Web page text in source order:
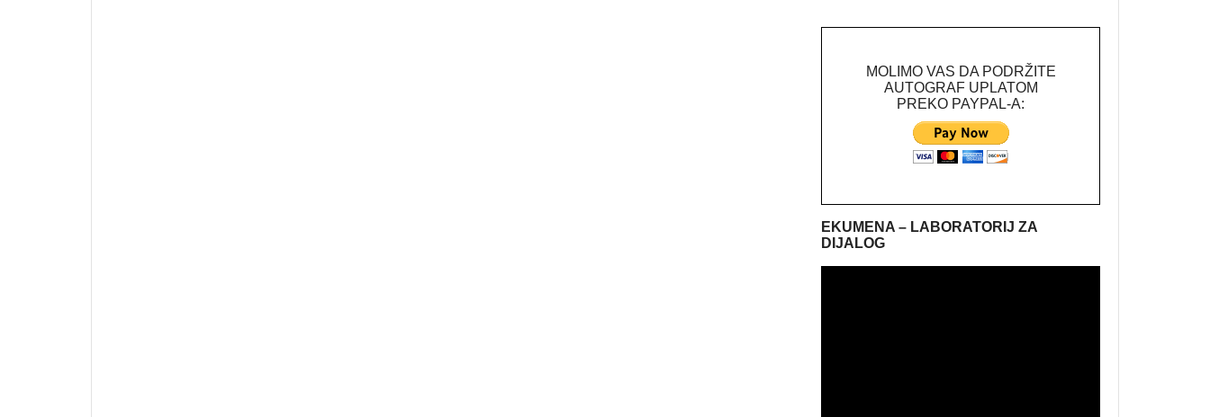
MOLIMO VAS DA PODRŽITE
AUTOGRAF UPLATOM
PREKO PAYPAL-A:
EKUMENA – LABORATORIJ ZA
DIJALOG